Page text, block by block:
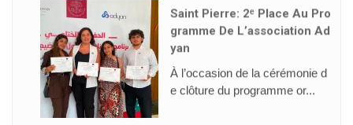
Saint Pierre: 2ᵉ Place Au Pro
Gramme De L’association Ad
Yan
À l’occasion de la cérémonie d
e clôture du programme or...